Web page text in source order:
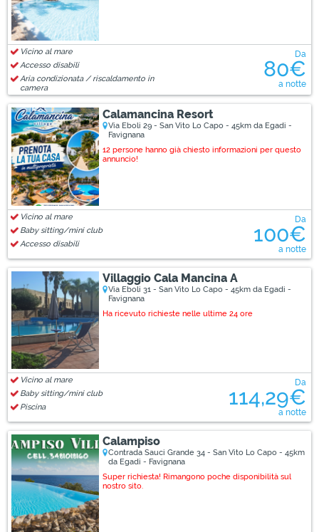
Da
80€
a notte
Vicino al mare
Accesso disabili
Aria condizionata / riscaldamento in
camera
Calamancina Resort
Via Eboli 29 - San Vito Lo Capo - 45km da Egadi -
Favignana
12 persone hanno già chiesto informazioni per questo
annuncio!
Da
100€
a notte
Vicino al mare
Baby sitting/mini club
Accesso disabili
Villaggio Cala Mancina A
Via Eboli 31 - San Vito Lo Capo - 45km da Egadi -
Favignana
Ha ricevuto richieste nelle ultime 24 ore
Da
114,29€
a notte
Vicino al mare
Baby sitting/mini club
Piscina
Calampiso
Contrada Sauci Grande 34 - San Vito Lo Capo - 45km
da Egadi - Favignana
Super richiesta! Rimangono poche disponibilità sul
nostro sito.